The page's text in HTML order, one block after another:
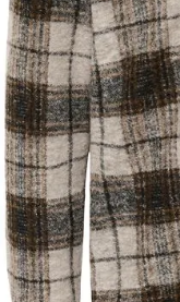
MApelton N
899 kr
+ fri fragt
Total:899kr
På lager
Leveringstid:1-3